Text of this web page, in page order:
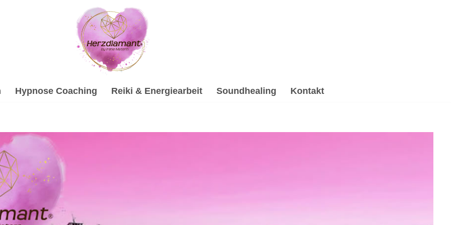
Hypnose Coaching Reiki & Energiearbeit Soundhealing Kontakt
bei ↗️💓️Herzdiamant.net und ✓Hypnose, Gesprächstherapie, Soundhealing & Reiki, Psychotherapie
Beratung, ✓Soundhealing & Reiki als auch ✓Psychotherapie Alternative. ➡️ 💓️Herzdiamant.net, Ihr
mit uns ✉.